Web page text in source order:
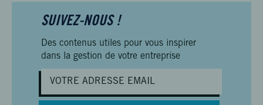
SUIVEZ-NOUS !
Des contenus utiles pour vous inspirer
dans la gestion de votre entreprise